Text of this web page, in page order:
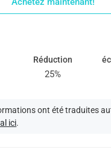
Réduction
25%
ont été traduites
ici.